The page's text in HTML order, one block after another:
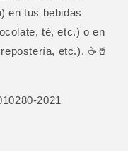
en tus bebidas
té, etc.) o en
etc.). ☕️🥤
2021